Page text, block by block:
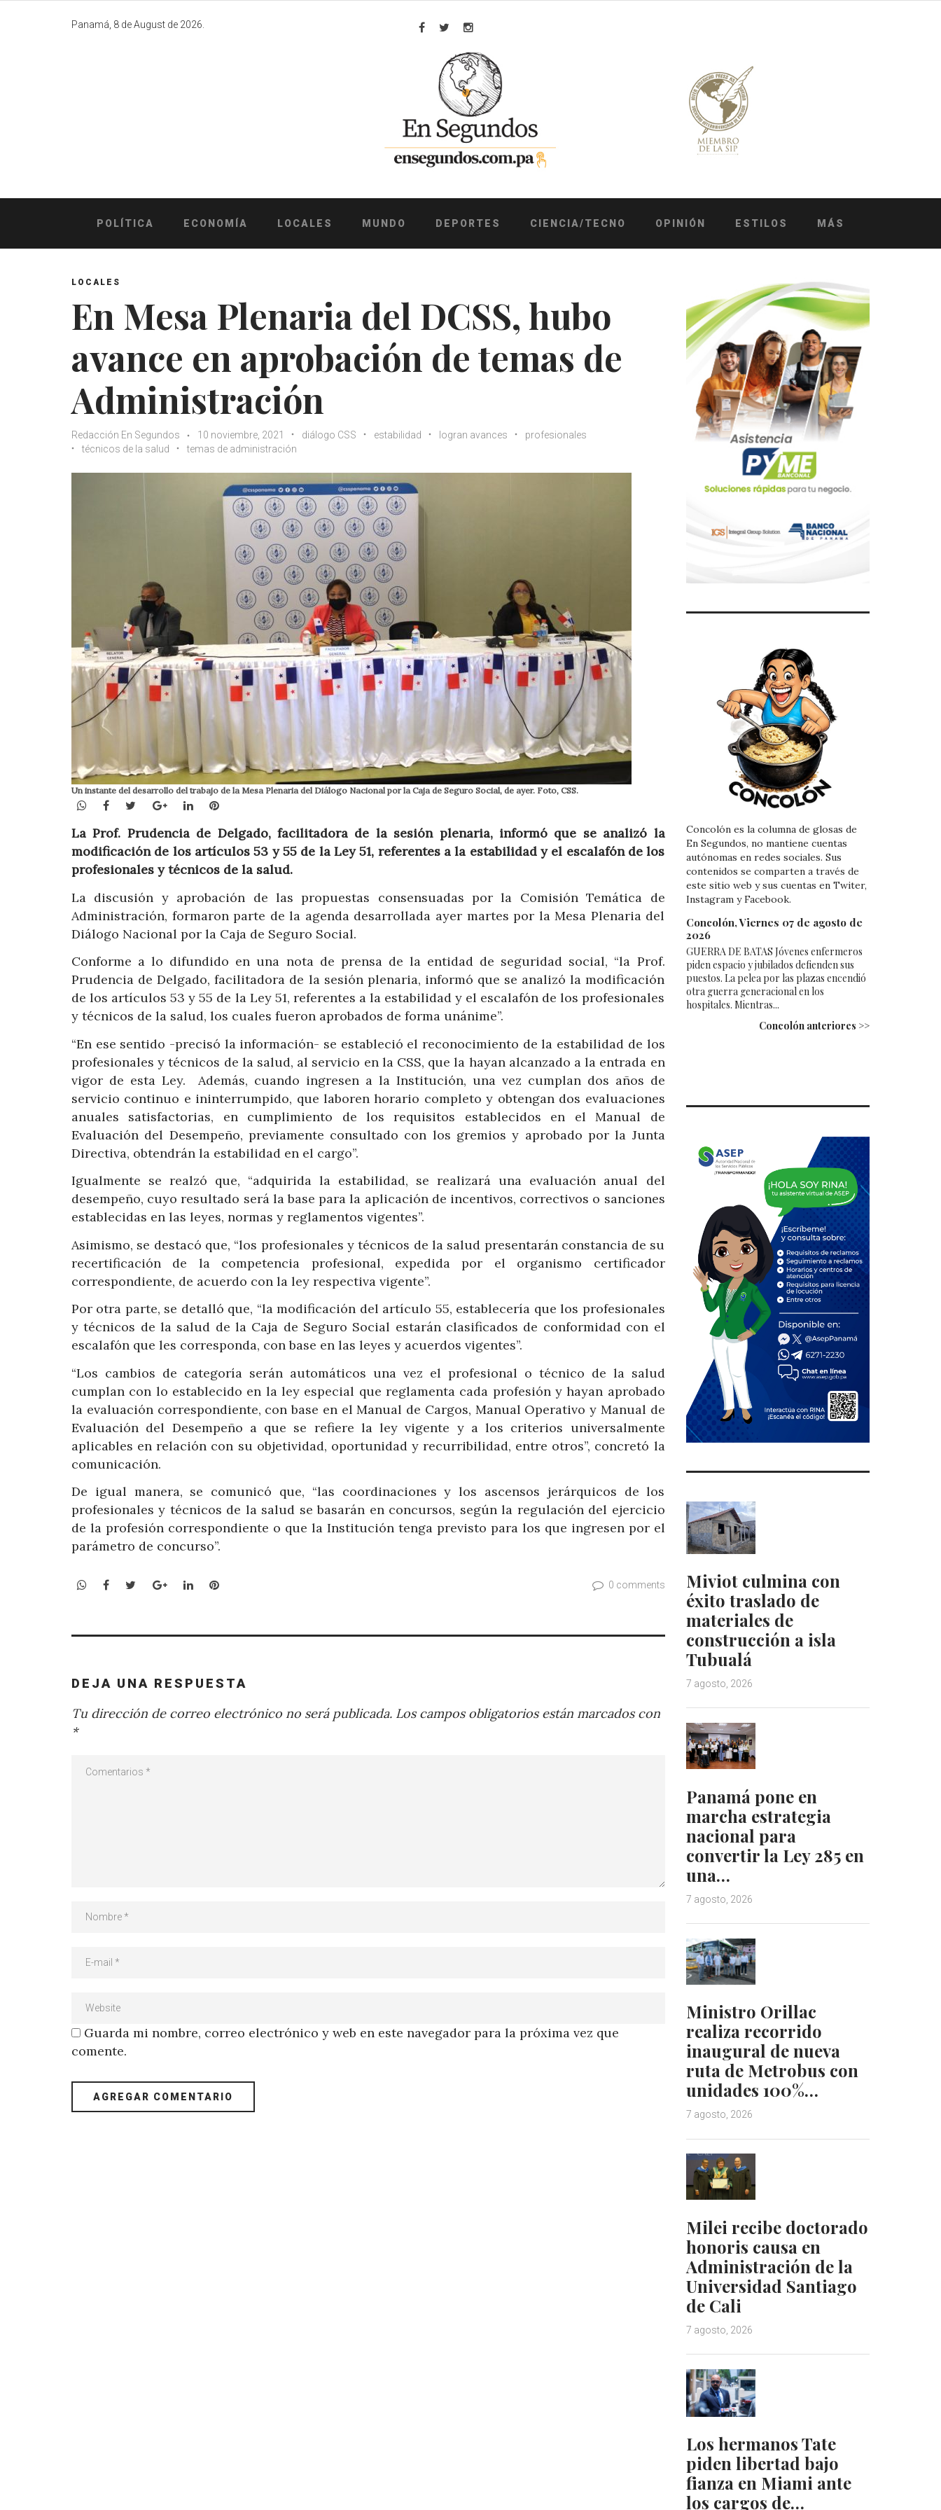
Panamá, 8 de August de 2026.
Facebook
TwitterInstagram
POLÍTICA ECONOMÍA LOCALES MUNDO DEPORTES CIENCIA/TECNO OPINIÓN ESTILOS MÁS
LOCALES
En Mesa Plenaria del DCSS, hubo
avance en aprobación de temas de
Administración
Redacción En Segundos 10 noviembre, 2021 diálogo CSS estabilidad logran avances
profesionales
técnicos de la salud
temas de administración
Un instante del desarrollo del trabajo de la Mesa Plenaria del Diálogo Nacional por la Caja de Seguro Social, de ayer. Foto, CSS.
WhatsApp
Facebook
TwitterGoogle+LinkedInPinterest
La Prof. Prudencia de Delgado, facilitadora de la sesión plenaria, informó que se analizó la
modificación de los artículos 53 y 55 de la Ley 51, referentes a la estabilidad y el escalafón de los
profesionales y técnicos de la salud.
La discusión y aprobación de las propuestas consensuadas por la Comisión Temática de
Administración, formaron parte de la agenda desarrollada ayer martes por la Mesa Plenaria del
Diálogo Nacional por la Caja de Seguro Social.
Conforme a lo difundido en una nota de prensa de la entidad de seguridad social, “la Prof.
Prudencia de Delgado, facilitadora de la sesión plenaria, informó que se analizó la modificación
de los artículos 53 y 55 de la Ley 51, referentes a la estabilidad y el escalafón de los profesionales
y técnicos de la salud, los cuales fueron aprobados de forma unánime”.
“En ese sentido -precisó la información- se estableció el reconocimiento de la estabilidad de los
profesionales y técnicos de la salud, al servicio en la CSS, que la hayan alcanzado a la entrada en
vigor de esta Ley. Además, cuando ingresen a la Institución, una vez cumplan dos años de
servicio continuo e ininterrumpido, que laboren horario completo y obtengan dos evaluaciones
anuales satisfactorias, en cumplimiento de los requisitos establecidos en el Manual de
Evaluación del Desempeño, previamente consultado con los gremios y aprobado por la Junta
Directiva, obtendrán la estabilidad en el cargo”.
Igualmente se realzó que, “adquirida la estabilidad, se realizará una evaluación anual del
desempeño, cuyo resultado será la base para la aplicación de incentivos, correctivos o sanciones
establecidas en las leyes, normas y reglamentos vigentes”.
Asimismo, se destacó que, “los profesionales y técnicos de la salud presentarán constancia de su
recertificación de la competencia profesional, expedida por el organismo certificador
correspondiente, de acuerdo con la ley respectiva vigente”.
Por otra parte, se detalló que, “la modificación del artículo 55, establecería que los profesionales
y técnicos de la salud de la Caja de Seguro Social estarán clasificados de conformidad con el
escalafón que les corresponda, con base en las leyes y acuerdos vigentes”.
“Los cambios de categoría serán automáticos una vez el profesional o técnico de la salud
cumplan con lo establecido en la ley especial que reglamenta cada profesión y hayan aprobado
la evaluación correspondiente, con base en el Manual de Cargos, Manual Operativo y Manual de
Evaluación del Desempeño a que se refiere la ley vigente y a los criterios universalmente
aplicables en relación con su objetividad, oportunidad y recurribilidad, entre otros”, concretó la
comunicación.
De igual manera, se comunicó que, “las coordinaciones y los ascensos jerárquicos de los
profesionales y técnicos de la salud se basarán en concursos, según la regulación del ejercicio
de la profesión correspondiente o que la Institución tenga previsto para los que ingresen por el
parámetro de concurso”.
WhatsApp
Facebook
TwitterGoogle+LinkedInPinterest 0 comments
DEJA UNA RESPUESTA
Tu dirección de correo electrónico no será publicada. Los campos obligatorios están marcados con
*
Guarda mi nombre, correo electrónico y web en este navegador para la próxima vez que
comente.
Concolón es la columna de glosas de
En Segundos, no mantiene cuentas
autónomas en redes sociales. Sus
contenidos se comparten a través de
este sitio web y sus cuentas en Twiter,
Instagram y Facebook.
Concolón, Viernes 07 de agosto de
2026
GUERRA DE BATAS Jóvenes enfermeros
piden espacio y jubilados defienden sus
puestos. La pelea por las plazas encendió
otra guerra generacional en los
hospitales. Mientras...
Concolón anteriores >>
Miviot culmina con
éxito traslado de
materiales de
construcción a isla
Tubualá
7 agosto, 2026
Panamá pone en
marcha estrategia
nacional para
convertir la Ley 285 en
una…
7 agosto, 2026
Ministro Orillac
realiza recorrido
inaugural de nueva
ruta de Metrobus con
unidades 100%…
7 agosto, 2026
Milei recibe doctorado
honoris causa en
Administración de la
Universidad Santiago
de Cali
7 agosto, 2026
Los hermanos Tate
piden libertad bajo
fianza en Miami ante
los cargos de…